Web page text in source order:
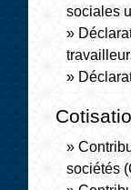
sociales
sociétés